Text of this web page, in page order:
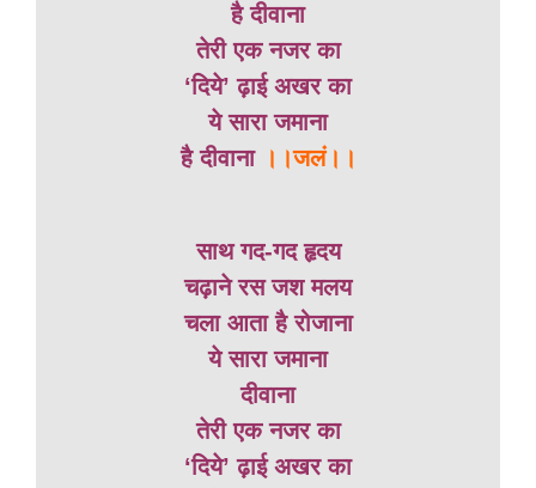
है दीवाना
तेरी एक नजर का
‘दिये’ ढ़ाई अखर का
ये सारा जमाना
है दीवाना।।जलं।।
साथ गद-गद हृदय
चढ़ाने रस जश मलय
चला आता है रोजाना
ये सारा जमाना
दीवाना
तेरी एक नजर का
‘दिये’ ढ़ाई अखर का